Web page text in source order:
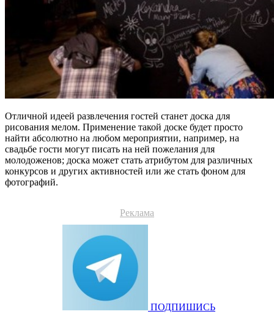
Отличной идеей развлечения гостей станет доска для
рисования мелом. Применение такой доске будет просто
найти абсолютно на любом мероприятии, например, на
свадьбе гости могут писать на ней пожелания для
молодоженов; доска может стать атрибутом для различных
конкурсов и других активностей или же стать фоном для
фотографий.
Реклама
ПОДПИШИСЬ